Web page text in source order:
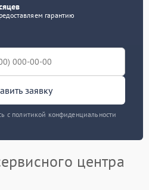
гарантию
заявку
с политикой конфиденциальности
центра